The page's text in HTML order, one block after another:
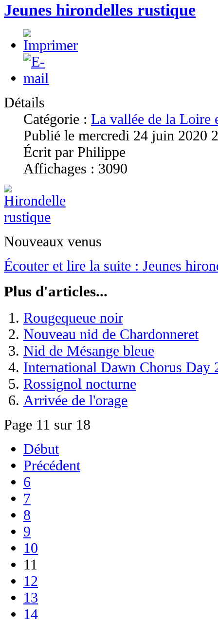
Jeunes hirondelles rustique
Détails
Catégorie : La vallée de la Loire
Publié le mercredi 24 juin 2020
Écrit par Philippe
Affichages : 3090
Nouveaux venus
Écouter et lire la suite : Jeunes
Plus d'articles...
Rougequeue noir
Nouveau nid de Chardonneret
Nid de Mésange bleue
International Dawn Chorus Day
Rossignol nocturne
Arrivée de l'orage
Page 11 sur 18
Début
Précédent
6
7
8
9
10
11
12
13
14